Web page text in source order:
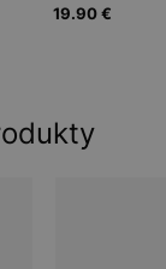
19.90 €